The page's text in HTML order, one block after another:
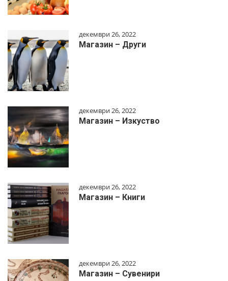
декември 26, 2022
Магазин – Други
декември 26, 2022
Магазин – Изкуство
декември 26, 2022
Магазин – Книги
декември 26, 2022
Магазин – Сувенири